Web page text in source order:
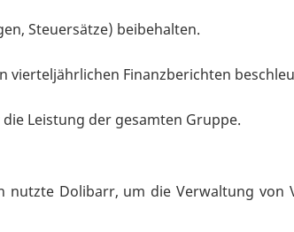
Steuersätze) beibehalten.
vierteljährlichen Finanzberichten
Leistung der gesamten Gruppe.
Dolibarr, um die Verwaltung von